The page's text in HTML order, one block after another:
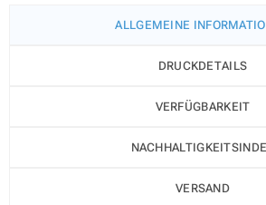
ALLGEMEINE
DRUCKDETAILS
VERFÜGBARKEIT
VERSAND